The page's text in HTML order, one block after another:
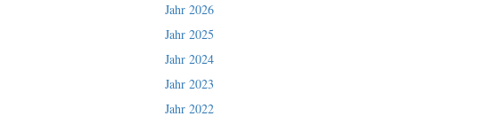
Jahr 2026
Jahr 2025
Jahr 2024
Jahr 2023
Jahr 2022